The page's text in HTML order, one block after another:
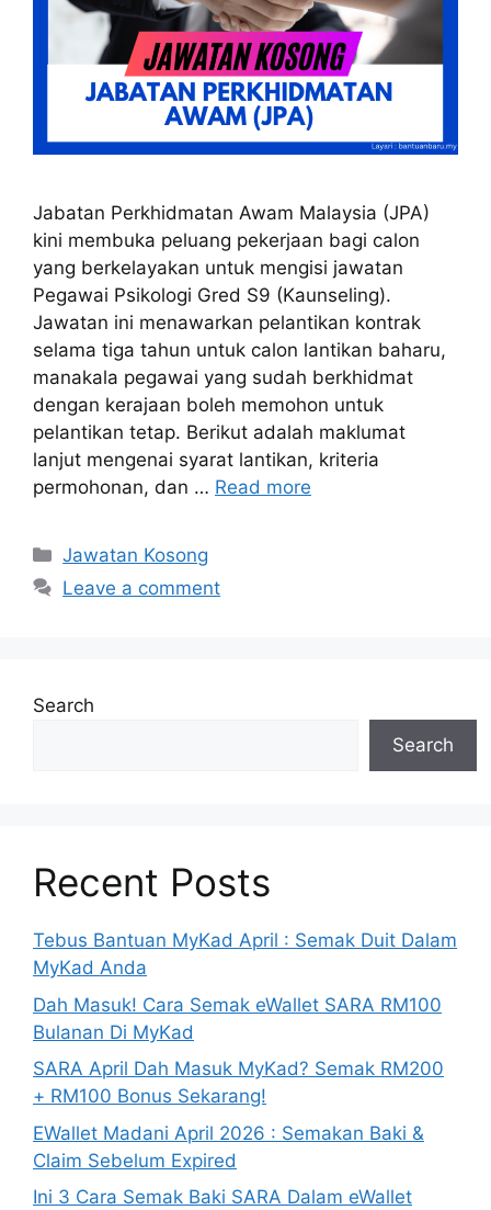
Jabatan Perkhidmatan Awam Malaysia (JPA)
kini membuka peluang pekerjaan bagi calon
yang berkelayakan untuk mengisi jawatan
Pegawai Psikologi Gred S9 (Kaunseling).
Jawatan ini menawarkan pelantikan kontrak
selama tiga tahun untuk calon lantikan baharu,
manakala pegawai yang sudah berkhidmat
dengan kerajaan boleh memohon untuk
pelantikan tetap. Berikut adalah maklumat
lanjut mengenai syarat lantikan, kriteria
permohonan, dan … Read more
Categories
Jawatan Kosong
Leave a comment
Search
Search
Recent Posts
Tebus Bantuan MyKad April : Semak Duit Dalam
MyKad Anda
Dah Masuk! Cara Semak eWallet SARA RM100
Bulanan Di MyKad
SARA April Dah Masuk MyKad? Semak RM200
+ RM100 Bonus Sekarang!
EWallet Madani April 2026 : Semakan Baki &
Claim Sebelum Expired
Ini 3 Cara Semak Baki SARA Dalam eWallet